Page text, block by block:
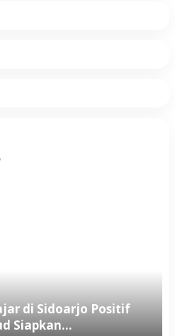
di Sidoarjo Positif
Siapkan…